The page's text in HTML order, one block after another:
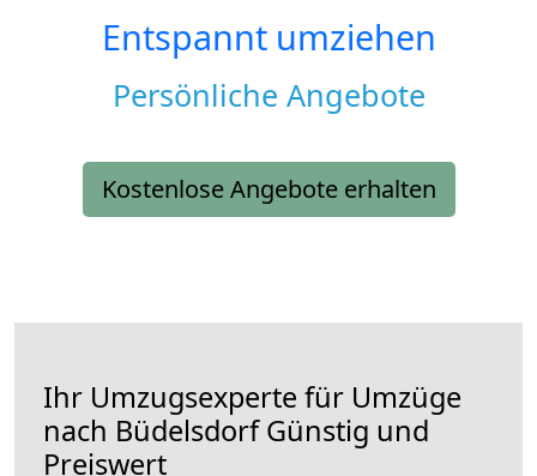
Entspannt umziehen
Persönliche Angebote
Kostenlose Angebote erhalten
Ihr Umzugsexperte für Umzüge
nach BüdelsdorfGünstig und
Preiswert